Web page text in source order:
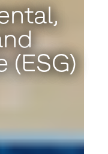
(ESG)